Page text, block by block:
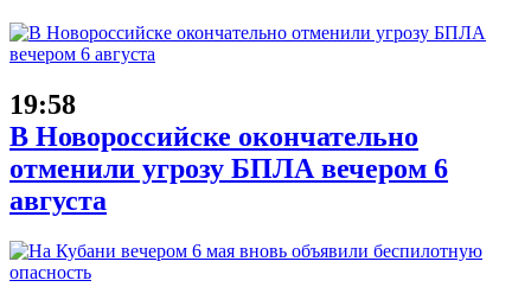
19:58
В Новороссийске окончательно
отменили угрозу БПЛА вечером 6
августа